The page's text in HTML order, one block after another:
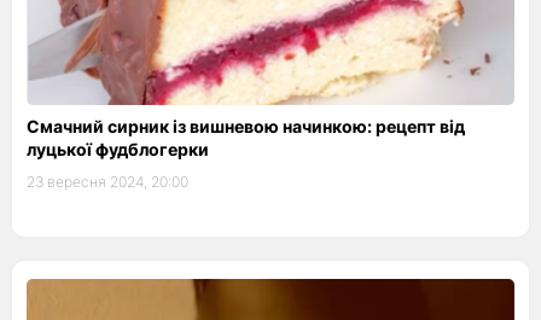
Смачний сирник із вишневою начинкою: рецепт від
луцької фудблогерки
23 вересня 2024, 20:00